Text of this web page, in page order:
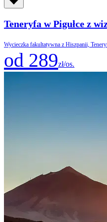
Teneryfa w Pigułce z
Wycieczka fakultatywna z Hiszpanii,
od 289zł/os.